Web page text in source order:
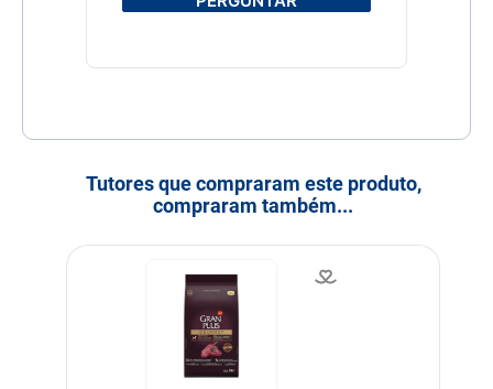
Tutores que compraram este produto,
compraram também...